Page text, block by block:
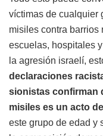
víctimas de cualquier
misiles contra barrios
escuelas, hospitales
la agresión israelí,
declaraciones
sionistas confirman
misiles es un acto
este grupo de edad y